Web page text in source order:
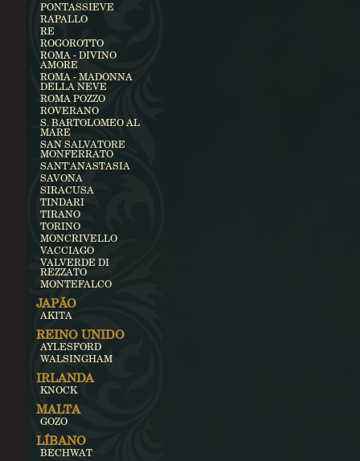
PONTASSIEVE
RAPALLO
RE
ROGOROTTO
ROMA - DIVINO
AMORE
ROMA - MADONNA
DELLA NEVE
ROMA POZZO
ROVERANO
S. BARTOLOMEO AL
MARE
SAN SALVATORE
MONFERRATO
SANT'ANASTASIA
SAVONA
SIRACUSA
TINDARI
TIRANO
TORINO
MONCRIVELLO
VACCIAGO
VALVERDE DI
REZZATO
MONTEFALCO
JAPÃO
AKITA
REINO UNIDO
AYLESFORD
WALSINGHAM
IRLANDA
KNOCK
MALTA
GOZO
LÍBANO
BECHWAT